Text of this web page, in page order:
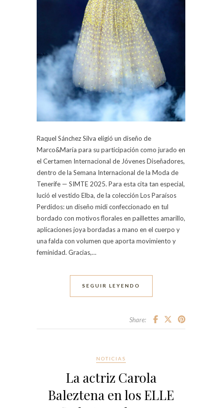
Raquel Sánchez Silva eligió un diseño de
Marco&María para su participación como jurado en
el Certamen Internacional de Jóvenes Diseñadores,
dentro de la Semana Internacional de la Moda de
Tenerife — SIMTE 2025. Para esta cita tan especial,
lució el vestido Elba, de la colección Los Paraísos
Perdidos: un diseño midi confeccionado en tul
bordado con motivos florales en paillettes amarillo,
aplicaciones joya bordadas a mano en el cuerpo y
una falda con volumen que aporta movimiento y
feminidad. Gracias,…
SEGUIR LEYENDO
Share:
NOTICIAS
La actriz Carola
Baleztena en los ELLE